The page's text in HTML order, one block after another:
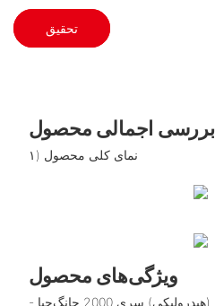
تحقیق
بررسی اجمالی محصول
۱) نمای کلی محصول
ویژگی‌های محصول
- موتورهای دو سرعته اوربیتال (هیدرولیکی) سری 2000 چانگ‌جیا